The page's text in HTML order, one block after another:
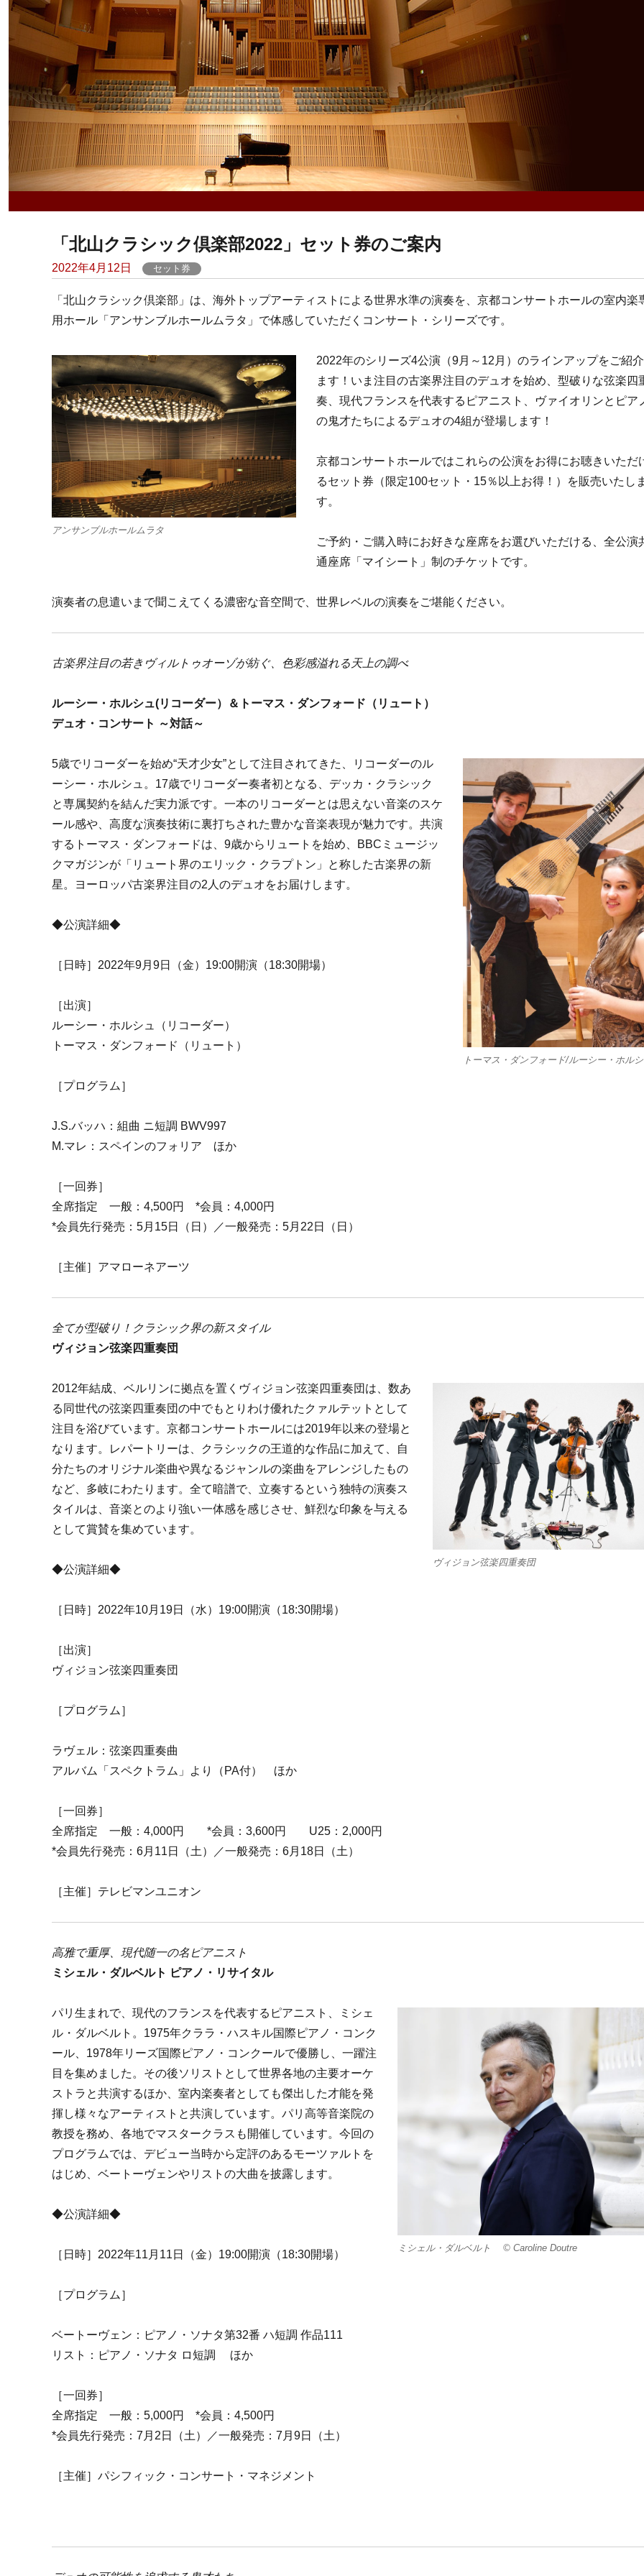
「北山クラシック倶楽部2022」セット券のご案内
Posted
2022年4月12日 セット券
「北山クラシック倶楽部」は、海外トップアーティストによる世界水準の演奏を、京都コンサートホールの室内楽
用ホール「アンサンブルホールムラタ」で体感していただくコンサート・シリーズです。
アンサンブルホールムラタ
2022年のシリーズ4公演（9月～12月）のラインアップをご紹
ます！いま注目の古楽界注目のデュオを始め、型破りな弦楽四
奏、現代フランスを代表するピアニスト、ヴァイオリンとピア
の鬼才たちによるデュオの4組が登場します！
京都コンサートホールではこれらの公演をお得にお聴きいただ
るセット券（限定100セット・15％以上お得！）を販売いたし
す。
ご予約・ご購入時にお好きな座席をお選びいただける、全公演
通座席「マイシート」制のチケットです。
演奏者の息遣いまで聞こえてくる濃密な音空間で、世界レベルの演奏をご堪能ください。
古楽界注目の若きヴィルトゥオーゾが紡ぐ、色彩感溢れる天上の調べ
ルーシー・ホルシュ(リコーダー）＆トーマス・ダンフォード（リュート）
デュオ・コンサート ～対話～
トーマス・ダンフォード/ルーシー・ホル
5歳でリコーダーを始め“天才少女”として注目されてきた、リコーダーのル
ーシー・ホルシュ。17歳でリコーダー奏者初となる、デッカ・クラシック
と専属契約を結んだ実力派です。一本のリコーダーとは思えない音楽のスケ
ール感や、高度な演奏技術に裏打ちされた豊かな音楽表現が魅力です。共演
するトーマス・ダンフォードは、9歳からリュートを始め、BBCミュージッ
クマガジンが「リュート界のエリック・クラプトン」と称した古楽界の新
星。ヨーロッパ古楽界注目の2人のデュオをお届けします。
◆公演詳細◆
［日時］2022年9月9日（金）19:00開演（18:30開場）
［出演］
ルーシー・ホルシュ（リコーダー）
トーマス・ダンフォード（リュート）
［プログラム］
J.S.バッハ：組曲 ニ短調 BWV997
M.マレ：スペインのフォリア ほか
［一回券］
全席指定 一般：4,500円 *会員：4,000円
*会員先行発売：5月15日（日）／一般発売：5月22日（日）
［主催］アマローネアーツ
全てが型破り！クラシック界の新スタイル
ヴィジョン弦楽四重奏団
ヴィジョン弦楽四重奏団
2012年結成、ベルリンに拠点を置くヴィジョン弦楽四重奏団は、数あ
る同世代の弦楽四重奏団の中でもとりわけ優れたクァルテットとして
注目を浴びています。京都コンサートホールには2019年以来の登場と
なります。レパートリーは、クラシックの王道的な作品に加えて、自
分たちのオリジナル楽曲や異なるジャンルの楽曲をアレンジしたもの
など、多岐にわたります。全て暗譜で、立奏するという独特の演奏ス
タイルは、音楽とのより強い一体感を感じさせ、鮮烈な印象を与える
として賞賛を集めています。
◆公演詳細◆
［日時］2022年10月19日（水）19:00開演（18:30開場）
［出演］
ヴィジョン弦楽四重奏団
［プログラム］
ラヴェル：弦楽四重奏曲
アルバム「スペクトラム」より（PA付） ほか
［一回券］
全席指定 一般：4,000円 *会員：3,600円 U25：2,000円
*会員先行発売：6月11日（土）／一般発売：6月18日（土）
［主催］テレビマンユニオン
高雅で重厚、現代随一の名ピアニスト
ミシェル・ダルベルト ピアノ・リサイタル
ミシェル・ダルベルト © Caroline Doutre
パリ生まれで、現代のフランスを代表するピアニスト、ミシェ
ル・ダルベルト。1975年クララ・ハスキル国際ピアノ・コンク
ール、1978年リーズ国際ピアノ・コンクールで優勝し、一躍注
目を集めました。その後ソリストとして世界各地の主要オーケ
ストラと共演するほか、室内楽奏者としても傑出した才能を発
揮し様々なアーティストと共演しています。パリ高等音楽院の
教授を務め、各地でマスタークラスも開催しています。今回の
プログラムでは、デビュー当時から定評のあるモーツァルトを
はじめ、ベートーヴェンやリストの大曲を披露します。
◆公演詳細◆
［日時］2022年11月11日（金）19:00開演（18:30開場）
［プログラム］
ベートーヴェン：ピアノ・ソナタ第32番 ハ短調 作品111
リスト：ピアノ・ソナタ ロ短調 ほか
［一回券］
全席指定 一般：5,000円 *会員：4,500円
*会員先行発売：7月2日（土）／一般発売：7月9日（土）
［主催］パシフィック・コンサート・マネジメント